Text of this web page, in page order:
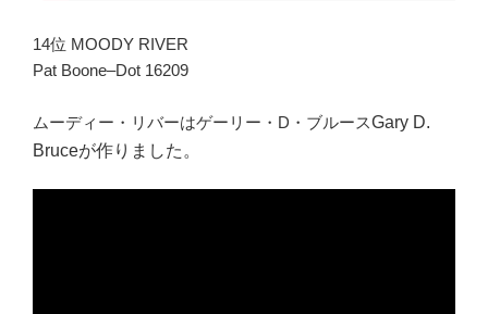
14位 MOODY RIVER
Pat Boone–Dot 16209
ムーディー・リバーはゲーリー・D・ブルースGary D.
Bruceが作りました。